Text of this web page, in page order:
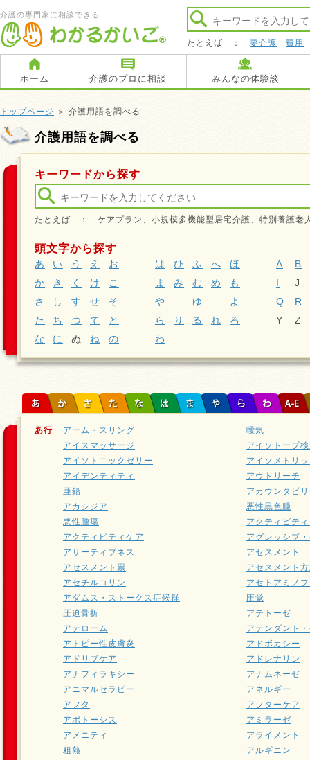
介護の専門家に相談できる
たとえば ： 要介護 費用
ホーム 介護のプロに相談 みんなの体験談
トップページ ＞ 介護用語を調べる
介護用語を調べる
キーワードから探す
たとえば ： ケアプラン、小規模多機能型居宅介護、特別養護老
頭文字から探す
あ い う え お は ひ ふ へ ほ A
B
か
き く け こ ま み む め も I
J
さ
し す せ そ や ゆ よ Q
R
た
ち つ て と ら り る れ ろ Y
Z
な
に ぬ ね の わ
あ行 アーム・スリング
曖気
アイスマッサージ
アイソトープ
アイソトニックゼリー
アイソメトリ
アイデンティティ
アウトリーチ
亜鉛
アカウンタビ
アカシジア
悪性黒色腫
悪性腫瘍
アクティビテ
アクティビティケア
アグレッシブ
アサーティブネス
アセスメント
アセスメント票
アセスメント
アセチルコリン
アセトアミノ
アダムス・ストークス症候群
圧覚
圧迫骨折
アテトーゼ
アテローム
アテンダント
アトピー性皮膚炎
アドボカシー
アドリブケア
アドレナリン
アナフィラキシー
アナムネーゼ
アニマルセラピー
アネルギー
アフタ
アフターケア
アポトーシス
アミラーゼ
アメニティ
アライメント
粗熱
アルギニン